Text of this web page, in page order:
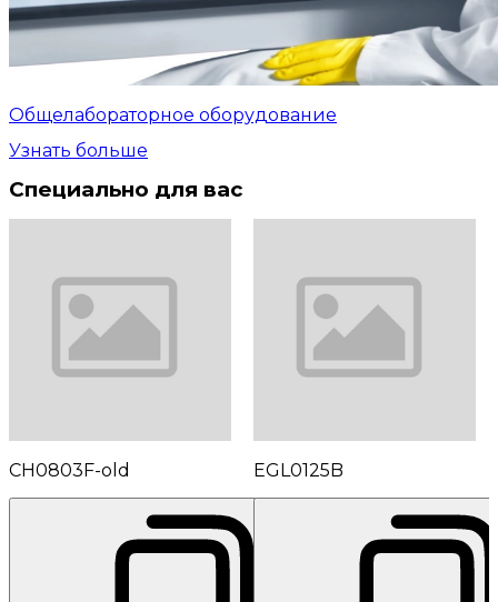
Общелабораторное оборудование
Узнать больше
Специально для вас
CH0803F-old EGL0125B